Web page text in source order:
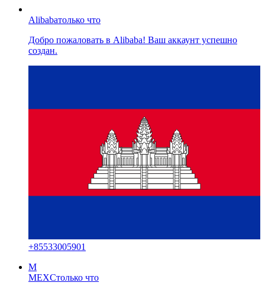
Alibabaтолько что
Добро пожаловать в Alibaba! Ваш аккаунт успешно
создан.
+85533005901
M
MEXCтолько что